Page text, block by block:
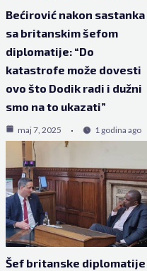
Bećirović nakon sastanka
sa britanskim šefom
diplomatije: “Do
katastrofe može dovesti
ovo što Dodik radi i dužni
smo na to ukazati”
maj 7, 2025 1 godina ago
Šef britanske diplomatije